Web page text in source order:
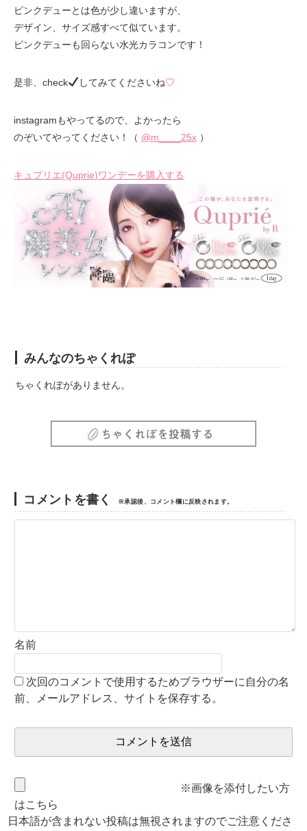
ピンクデューとは色が少し違いますが、
デザイン、サイズ感すべて似ています。
ピンクデューも回らない水光カラコンです！
是非、check してみてくださいね♡
instagramもやってるので、よかったら
のぞいてやってください！（ @m____25x ）
キュプリエ(Quprie)ワンデーを購入する
みんなのちゃくれぽ
ちゃくれぽがありません。
コメントを書く ※承認後、コメント欄に反映されます。
名前
次回のコメントで使用するためブラウザーに自分の名
前、メールアドレス、サイトを保存する。
※画像を添付したい方
はこちら
日本語が含まれない投稿は無視されますのでご注意くださ